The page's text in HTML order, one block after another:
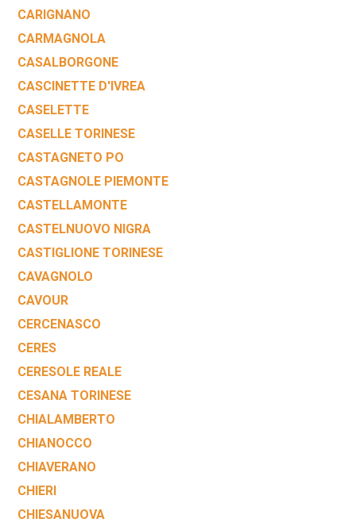
CARIGNANO
CARMAGNOLA
CASALBORGONE
CASCINETTE D'IVREA
CASELETTE
CASELLE TORINESE
CASTAGNETO PO
CASTAGNOLE PIEMONTE
CASTELLAMONTE
CASTELNUOVO NIGRA
CASTIGLIONE TORINESE
CAVAGNOLO
CAVOUR
CERCENASCO
CERES
CERESOLE REALE
CESANA TORINESE
CHIALAMBERTO
CHIANOCCO
CHIAVERANO
CHIERI
CHIESANUOVA